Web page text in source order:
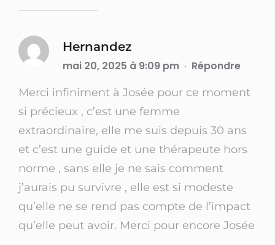
Hernandez
mai 20, 2025 à 9:09 pm · Répondre
Merci infiniment à Josée pour ce moment
si précieux , c’est une femme
extraordinaire, elle me suis depuis 30 ans
et c’est une guide et une thérapeute hors
norme , sans elle je ne sais comment
j’aurais pu survivre , elle est si modeste
qu’elle ne se rend pas compte de l’impact
qu’elle peut avoir. Merci pour encore Josée